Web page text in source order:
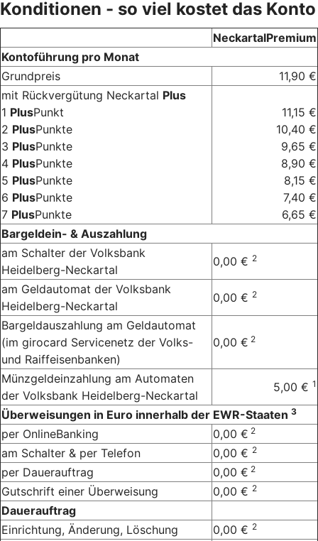
Konditionen - so viel kostet das Konto
NeckartalPremium
Kontoführung pro Monat
Grundpreis
11,90 €
mit Rückvergütung Neckartal Plus
1 PlusPunkt
2 PlusPunkte
3 PlusPunkte
4 PlusPunkte
5 PlusPunkte
6 PlusPunkte
7 PlusPunkte
11,15 €
10,40 €
9,65 €
8,90 €
8,15 €
7,40 €
6,65 €
Bargeldein- & Auszahlung
am Schalter der Volksbank
Heidelberg-Neckartal
0,00 € 2
am Geldautomat der Volksbank
Heidelberg-Neckartal
0,00 € 2
Bargeldauszahlung am Geldautomat
(im girocard Servicenetz der Volks-
und Raiffeisenbanken)
0,00 € 2
Münzgeldeinzahlung am Automaten
der Volksbank Heidelberg-Neckartal
5,00 € 1
Überweisungen in Euro innerhalb der EWR-Staaten 3
per OnlineBanking 0,00 € 2
am Schalter & per Telefon 0,00 € 2
per Dauerauftrag 0,00 € 2
Gutschrift einer Überweisung 0,00 € 2
Dauerauftrag
Einrichtung, Änderung, Löschung
0,00 € 2